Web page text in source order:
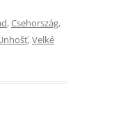
,Csehország,
,Velké